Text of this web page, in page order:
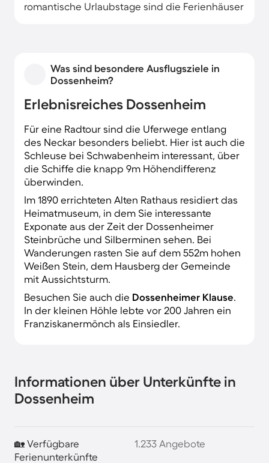
romantische Urlaubstage sind die Ferienhäuser
Was sind besondere Ausflugsziele in
Dossenheim?
Erlebnisreiches Dossenheim
Für eine Radtour sind die Uferwege entlang
des Neckar besonders beliebt. Hier ist auch die
Schleuse bei Schwabenheim interessant, über
die Schiffe die knapp 9m Höhendifferenz
überwinden.
Im 1890 errichteten Alten Rathaus residiert das
Heimatmuseum, in dem Sie interessante
Exponate aus der Zeit der Dossenheimer
Steinbrüche und Silberminen sehen. Bei
Wanderungen rasten Sie auf dem 552m hohen
Weißen Stein, dem Hausberg der Gemeinde
mit Aussichtsturm.
Besuchen Sie auch die Dossenheimer Klause.
In der kleinen Höhle lebte vor 200 Jahren ein
Franziskanermönch als Einsiedler.
Informationen über Unterkünfte in
Dossenheim
🏡 Verfügbare
Ferienunterkünfte
1.233 Angebote